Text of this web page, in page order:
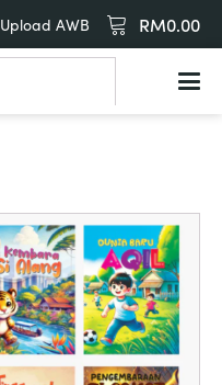
Upload AWB RM0.00